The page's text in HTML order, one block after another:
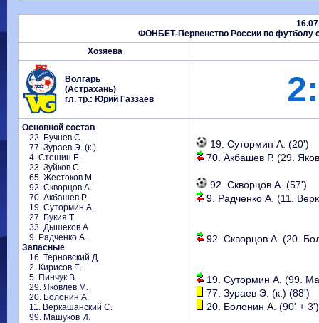
ФОНБЕТ-Первенство России по футболу
Хозяева
Волгарь
(Астрахань)
гл. тр.: Юрий Газзаев
Основной состав
22. Бучнев С.
77. Зураев Э. (к.)
4. Стешин Е.
23. Зуйков С.
65. Жестоков М.
92. Скворцов А.
70. Акбашев Р.
19. Сутормин А.
27. Букия Т.
33. Дышеков А.
9. Радченко А.
Запасные
16. Терновский Д.
2. Кирисов Е.
5. Пинчук В.
29. Яковлев М.
20. Болонин А.
11. Веркашанский С.
99. Машуков И.
19. Сутормин А. (20')
70. Акбашев Р. (29.
92. Скворцов А. (57')
9. Радченко А. (11.
92. Скворцов А. (20.
19. Сутормин А. (99.
77. Зураев Э. (к.) (88')
20. Болонин А. (90' + 3')